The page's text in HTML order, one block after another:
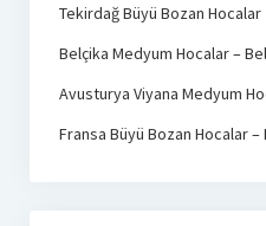
Tekirdağ Büyü Bozan Hocalar
Belçika Medyum Hocalar –
Avusturya Viyana Medyum
Fransa Büyü Bozan Hocalar